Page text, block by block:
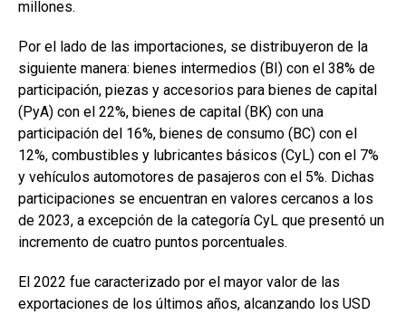
millones.
Por el lado de las importaciones, se distribuyeron de la
siguiente manera: bienes intermedios (BI) con el 38% de
participación, piezas y accesorios para bienes de capital
(PyA) con el 22%, bienes de capital (BK) con una
participación del 16%, bienes de consumo (BC) con el
12%, combustibles y lubricantes básicos (CyL) con el 7%
y vehículos automotores de pasajeros con el 5%. Dichas
participaciones se encuentran en valores cercanos a los
de 2023, a excepción de la categoría CyL que presentó un
incremento de cuatro puntos porcentuales.
El 2022 fue caracterizado por el mayor valor de las
exportaciones de los últimos años, alcanzando los USD